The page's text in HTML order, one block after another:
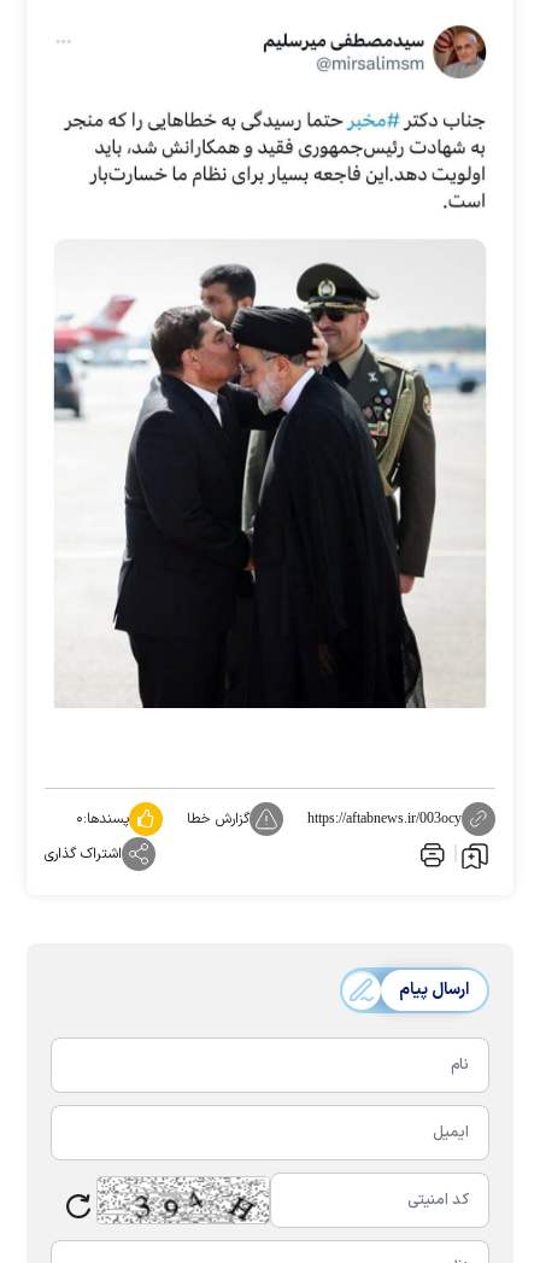
https://aftabnews.ir/003ocy گزارش خطا پسندها:۰
اشتراک گذاری
ارسال پیام